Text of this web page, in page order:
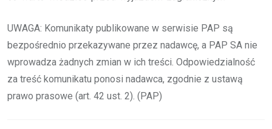
UWAGA: Komunikaty publikowane w serwisie PAP są
bezpośrednio przekazywane przez nadawcę, a PAP SA nie
wprowadza żadnych zmian w ich treści. Odpowiedzialność
za treść komunikatu ponosi nadawca, zgodnie z ustawą
prawo prasowe (art. 42 ust. 2). (PAP)